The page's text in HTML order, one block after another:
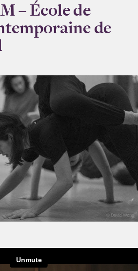
– École de
de